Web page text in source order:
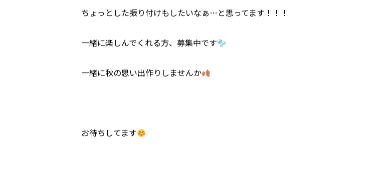
ちょっとした振り付けもしたいなぁ…と思ってます！！！
一緒に楽しんでくれる方、募集中です
一緒に秋の思い出作りしませんか
お待ちしてます